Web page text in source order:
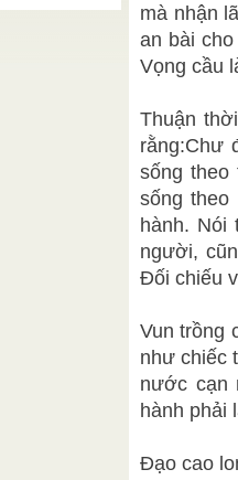
mà nhận
an bài
Vọng cầu
Thuận
rằng:Chư
sống theo
sống
hành. Nói
người,
Đối chiếu
Vun trồng
như chiếc
nước cạn
hành phải
Đạo cao